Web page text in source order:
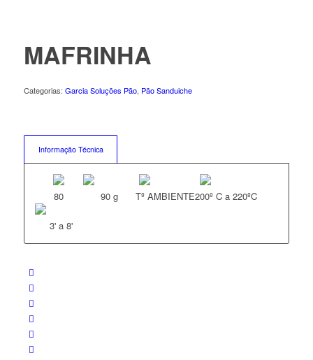
MAFRINHA
Categorias: Garcia Soluções Pão, Pão Sanduiche
Informação Técnica
80 90 g Tº AMBIENTE200º C a 220ºC
3' a 8'